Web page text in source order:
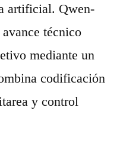
artificial. Qwen-
técnico
mediante un
codificación
y control